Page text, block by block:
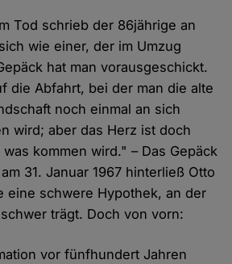
Tod schrieb der 86jährige an
wie einer, der im Umzug
hat man vorausgeschickt.
die Abfahrt, bei der man die alte
noch einmal an sich
wird; aber das Herz ist doch
kommen wird." – Das Gepäck
31. Januar 1967 hinterließ Otto
eine schwere Hypothek, an der
trägt. Doch von vorn:
vor fünfhundert Jahren